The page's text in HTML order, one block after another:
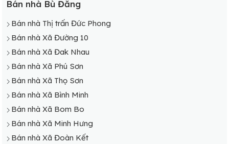
Bán nhà Bù Đăng
Bán nhà Thị trấn Đức Phong
Bán nhà Xã Đường 10
Bán nhà Xã Đak Nhau
Bán nhà Xã Phú Sơn
Bán nhà Xã Thọ Sơn
Bán nhà Xã Bình Minh
Bán nhà Xã Bom Bo
Bán nhà Xã Minh Hưng
Bán nhà Xã Đoàn Kết